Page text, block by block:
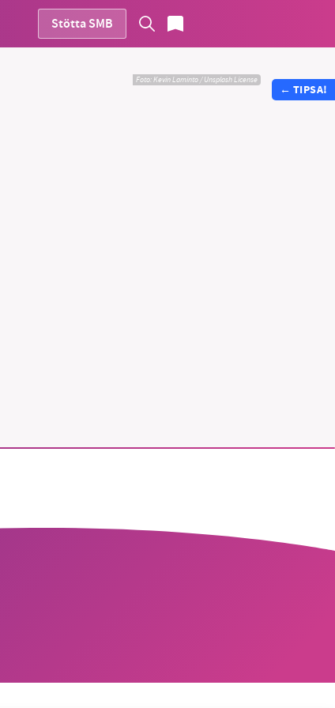
Stötta SMB
Foto:Kevin Laminto / Unsplash License
← TIPSA!